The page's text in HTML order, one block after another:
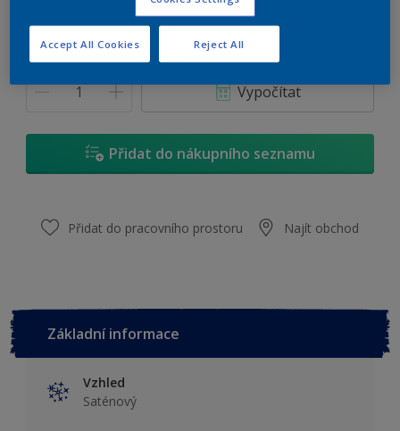
2,5 L
Množství Kalkulačka pro výpočet barvy
Vypočítat
Přidat do nákupního seznamu
Přidat do pracovního prostoru Najít obchod
Základní informace
Vzhled
Saténový
Reject All
Accept All Cookies